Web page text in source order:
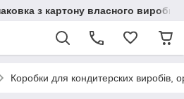
з картону власного
Коробки для кондитерских виробів,